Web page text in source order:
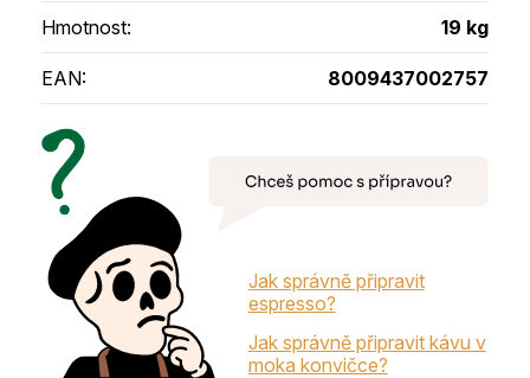
Hmotnost: 19 kg
EAN: 8009437002757
Jak správně připravit
espresso?
Jak správně připravit kávu v
moka konvičce?